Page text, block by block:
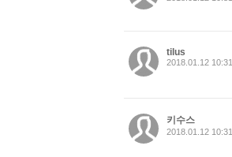
tilus
2018.01.12 10:31
키수스
2018.01.12 10:31